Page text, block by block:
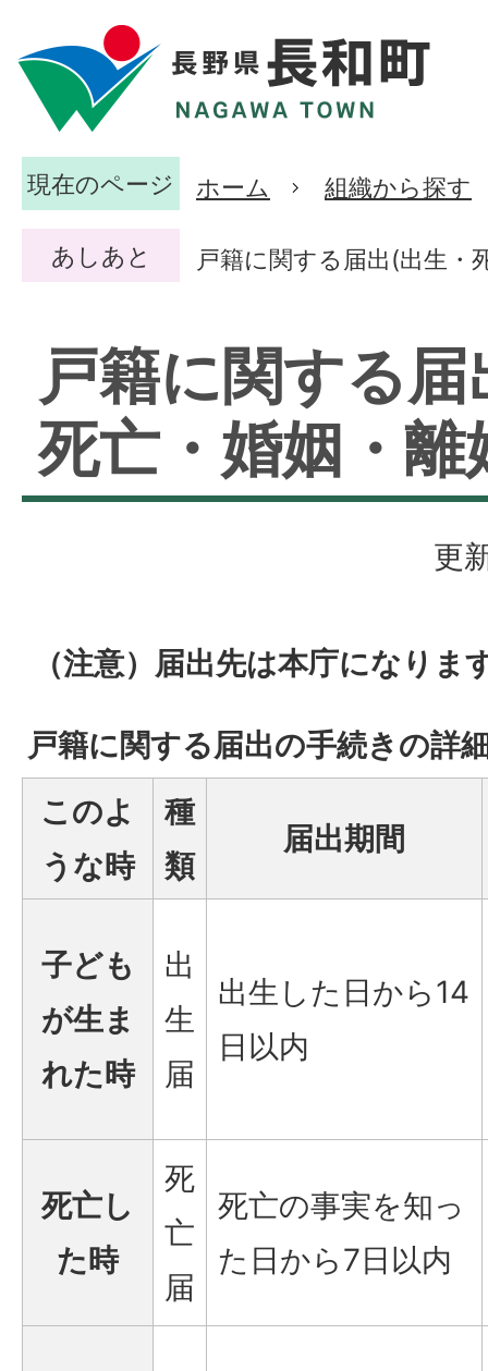
現在のページ ホーム 組織から探す
あしあと 戸籍に関する届出(出生・
戸籍に関する
死亡・婚姻・離
更
（注意）届出先は本庁になりま
戸籍に関する届出の手続きの詳
このよ
うな時
種
類
届出期間
子ども
が生ま
れた時
出
生
届
出生した日から14
日以内
死亡し
た時
死
亡
届
死亡の事実を知っ
た日から7日以内